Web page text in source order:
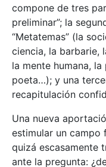
compone de tres
preliminar”; la
“Metatemas” (la
ciencia, la barbarie,
la mente humana,
poeta…); y una
recapitulación
Una nueva
estimular un campo
quizá escasamente
ante la pregunta: